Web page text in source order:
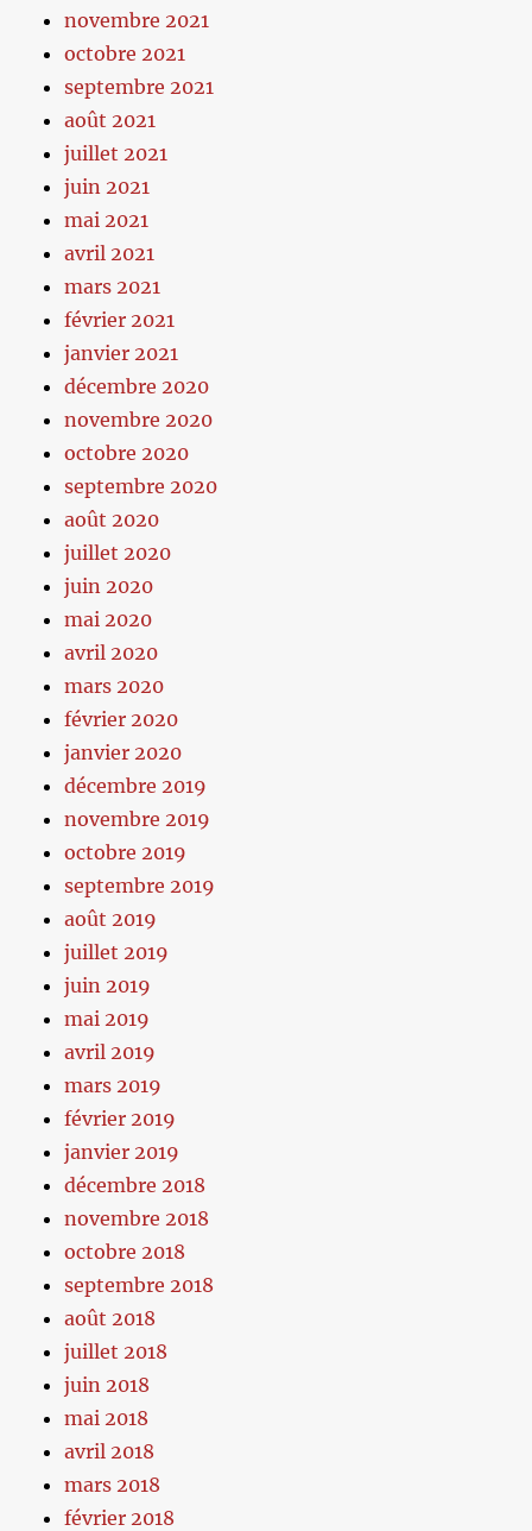
novembre 2021
octobre 2021
septembre 2021
août 2021
juillet 2021
juin 2021
mai 2021
avril 2021
mars 2021
février 2021
janvier 2021
décembre 2020
novembre 2020
octobre 2020
septembre 2020
août 2020
juillet 2020
juin 2020
mai 2020
avril 2020
mars 2020
février 2020
janvier 2020
décembre 2019
novembre 2019
octobre 2019
septembre 2019
août 2019
juillet 2019
juin 2019
mai 2019
avril 2019
mars 2019
février 2019
janvier 2019
décembre 2018
novembre 2018
octobre 2018
septembre 2018
août 2018
juillet 2018
juin 2018
mai 2018
avril 2018
mars 2018
février 2018